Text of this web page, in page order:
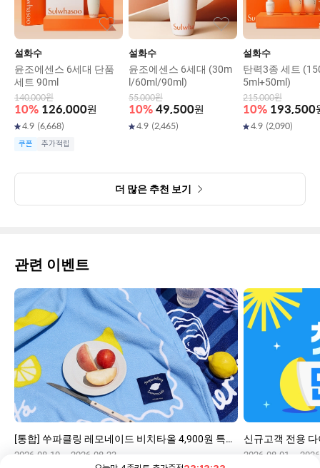
설화수
윤조에센스 6세대 단품
세트 90ml
140,000원
10% 126,000원
4.9 (6,668)
쿠폰 추가적립
설화수
윤조에센스 6세대 (30m
l/60ml/90ml)
55,000원
10% 49,500원
4.9 (2,465)
설화수
탄력3종 세트
5ml+50ml)
215,000원
10% 193,500
4.9 (2,090)
더 많은 추천 보기
관련 이벤트
[통합] 쑤파클링 레모네이드 비치타올 4,900원 특가증정
2026-08-10 ~ 2026-08-23 2026-08-01 ~